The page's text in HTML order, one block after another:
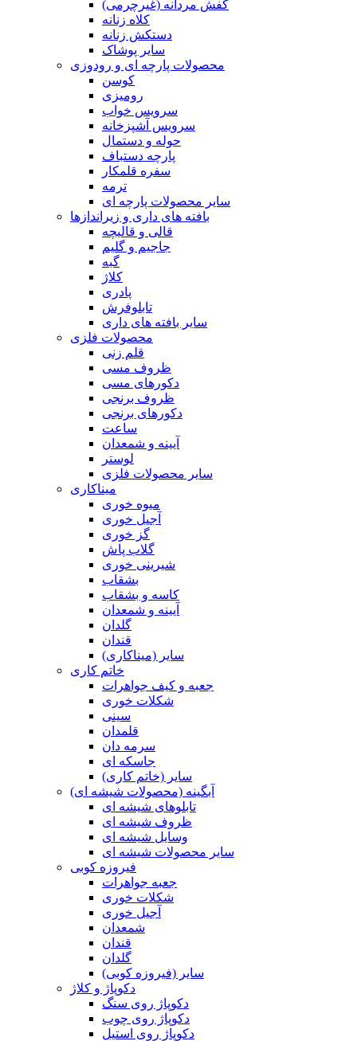
کفش مردانه (غیرچرمی)
کلاه زنانه
دستکش زنانه
سایر پوشاک
محصولات پارچه ای و رودوزی
کوسن
رومیزی
سرویس خواب
سرویس آشپزخانه
حوله و دستمال
پارچه دستباف
سفره قلمکار
ترمه
سایر محصولات پارچه ای
بافته های داری و زیراندازها
قالی و قالیچه
جاجیم و گلیم
گبه
کلاژ
پادری
تابلوفرش
سایر بافته های داری
محصولات فلزی
قلم زنی
ظروف مسی
دکورهای مسی
ظروف برنجی
دکورهای برنجی
ساعت
آیینه و شمعدان
لوستر
سایر محصولات فلزی
میناکاری
میوه خوری
آجیل خوری
گز خوری
گلاب پاش
شیرینی خوری
بشقاب
کاسه و بشقاب
آیینه و شمعدان
گلدان
قندان
سایر (میناکاری)
خاتم کاری
جعبه و کیف جواهرات
شکلات خوری
سینی
قلمدان
سرمه دان
جاسکه ای
سایر (خاتم کاری)
آبگینه (محصولات شیشه ای)
تابلوهای شیشه ای
ظروف شیشه ای
وسایل شیشه ای
سایر محصولات شیشه ای
فیروزه کوبی
جعبه جواهرات
شکلات خوری
آجیل خوری
شمعدان
قندان
گلدان
سایر (فیروزه کوبی)
دکوپاژ و کلاژ
دکوپاژ روی سنگ
دکوپاژ روی چوب
دکوپاژ روی استیل